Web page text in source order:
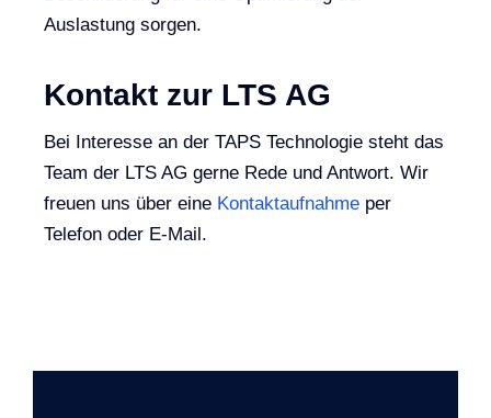
Auslastung sorgen.
Kontakt zur LTS AG
Bei Interesse an der TAPS Technologie steht das
Team der LTS AG gerne Rede und Antwort. Wir
freuen uns über eine Kontaktaufnahmeper
Telefon oder E-Mail.